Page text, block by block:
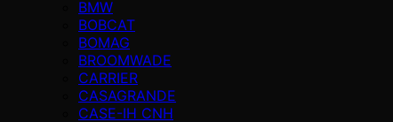
BMW
BOBCAT
BOMAG
BROOMWADE
CARRIER
CASAGRANDE
CASE-IH CNH